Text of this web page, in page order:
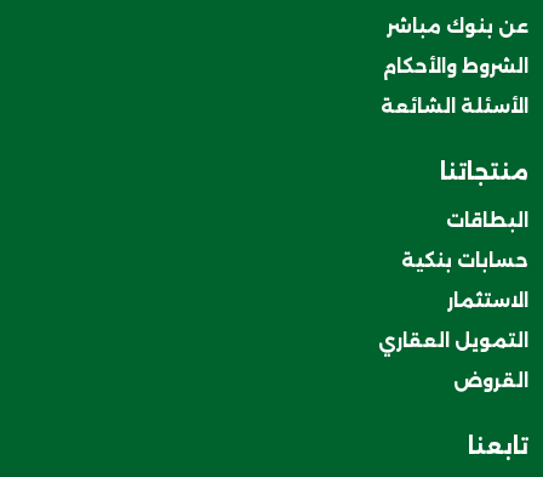
عن بنوك مباشر
الشروط والأحكام
الأسئلة الشائعة
منتجاتنا
البطاقات
حسابات بنكية
الاستثمار
التمويل العقاري
القروض
تابعنا